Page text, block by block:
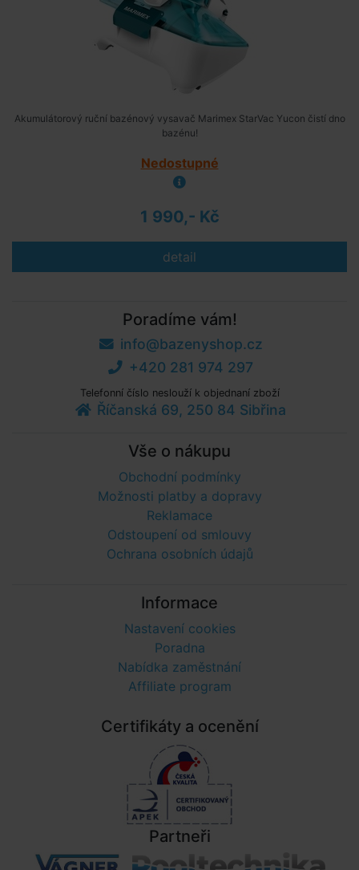
Akumulátorový ruční bazénový vysavač Marimex StarVac Yucon čistí dno
bazénu!
Nedostupné
1 990,- Kč
detail
Poradíme vám!
info@bazenyshop.cz
+420 281 974 297
Telefonní číslo neslouží k objednaní zboží
Říčanská 69, 250 84 Sibřina
Vše o nákupu
Obchodní podmínky
Možnosti platby a dopravy
Reklamace
Odstoupení od smlouvy
Ochrana osobních údajů
Informace
Nastavení cookies
Poradna
Nabídka zaměstnání
Affiliate program
Certifikáty a ocenění
Partneři